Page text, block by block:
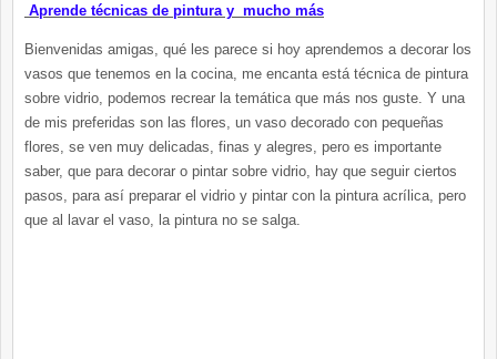
Aprende técnicas de pintura y mucho más
Bienvenidas amigas, qué les parece si hoy aprendemos a decorar los
vasos que tenemos en la cocina, me encanta está técnica de pintura
sobre vidrio, podemos recrear la temática que más nos guste. Y una
de mis preferidas son las flores, un vaso decorado con pequeñas
flores, se ven muy delicadas, finas y alegres, pero es importante
saber, que para decorar o pintar sobre vidrio, hay que seguir ciertos
pasos, para así preparar el vidrio y pintar con la pintura acrílica, pero
que al lavar el vaso, la pintura no se salga.